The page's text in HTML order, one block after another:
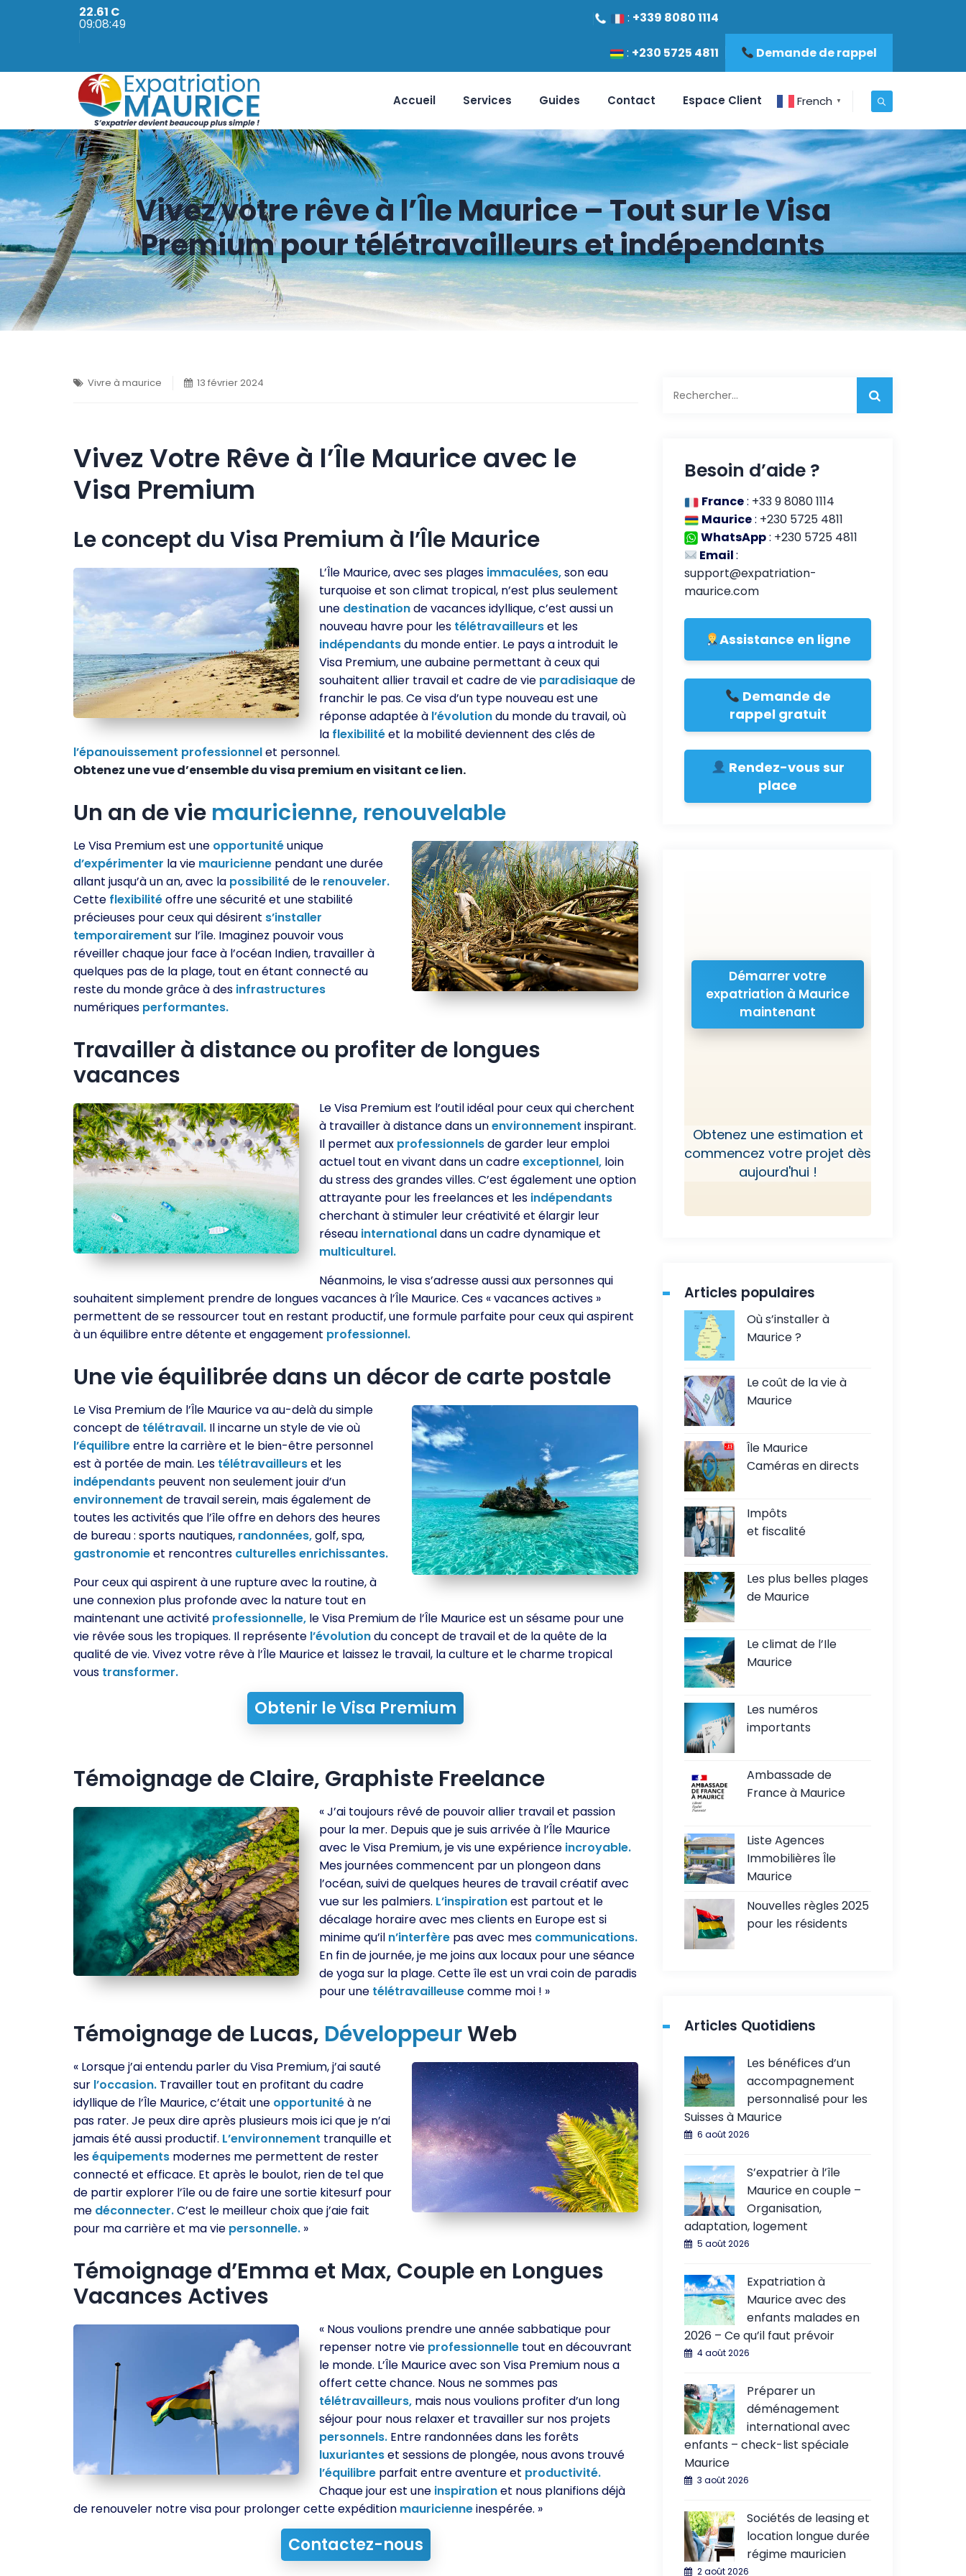
22.61 C
09:08:51 : +339 8080 1114
: +230 5725 4811 Demande de rappel
Accueil Services Guides Contact Espace Client French ▼
Vivez votre rêve à l’Île Maurice – Tout sur le Visa
Premium pour télétravailleurs et indépendants
Vivre à maurice 13 février 2024
Vivez Votre Rêve à l’Île Maurice avec le
Visa Premium
Le concept du Visa Premium à l’Île Maurice
L’Île Maurice, avec ses plages immaculées,son eau
turquoise et son climat tropical, n’est plus seulement
une destinationde vacances idyllique, c’est aussi un
nouveau havre pour les télétravailleurset les
indépendantsdu monde entier. Le pays a introduit le
Visa Premium, une aubaine permettant à ceux qui
souhaitent allier travail et cadre de vie paradisiaquede
franchir le pas. Ce visa d’un type nouveau est une
réponse adaptée à l’évolutiondu monde du travail, où
la flexibilitéet la mobilité deviennent des clés de
l’épanouissement professionnelet personnel.
Obtenez une vue d’ensemble du visa premium en visitant ce lien.
Un an de vie mauricienne, renouvelable
Le Visa Premium est une opportunitéunique
d’expérimenter la vie mauricienne pendant une durée
allant jusqu’à un an, avec la possibilitéde le renouveler.
Cette flexibilitéoffre une sécurité et une stabilité
précieuses pour ceux qui désirent s’installer
temporairement sur l’île. Imaginez pouvoir vous
réveiller chaque jour face à l’océan Indien, travailler à
quelques pas de la plage, tout en étant connecté au
reste du monde grâce à des infrastructures
numériques performantes.
Travailler à distance ou profiter de longues
vacances
Le Visa Premium est l’outil idéal pour ceux qui cherchent
à travailler à distance dans unenvironnement inspirant.
Il permet aux professionnelsde garder leur emploi
actuel tout en vivant dans un cadreexceptionnel, loin
du stress des grandes villes. C’est également une option
attrayante pour les freelances et les indépendants
cherchant à stimuler leur créativité et élargir leur
réseau internationaldans un cadre dynamique et
multiculturel.
Néanmoins, le visa s’adresse aussi aux personnes qui
souhaitent simplement prendre de longues vacances à l’Île Maurice. Ces « vacances actives »
permettent de se ressourcer tout en restant productif, une formule parfaite pour ceux qui aspirent
à un équilibre entre détente et engagement professionnel.
Une vie équilibrée dans un décor de carte postale
Le Visa Premium de l’Île Maurice va au-delà du simple
concept de télétravail. Il incarne un style de vie où
l’équilibreentre la carrière et le bien-être personnel
est à portée de main. Les télétravailleurset les
indépendants peuvent non seulement jouir d’un
environnement de travail serein, mais également de
toutes les activités que l’île offre en dehors des heures
de bureau : sports nautiques, randonnées,golf, spa,
gastronomieet rencontres culturellesenrichissantes.
Pour ceux qui aspirent à une rupture avec la routine, à
une connexion plus profonde avec la nature tout en
maintenant une activité professionnelle, le Visa Premium de l’Île Maurice est un sésame pour une
vie rêvée sous les tropiques. Il représente l’évolutiondu concept de travail et de la quête de la
qualité de vie. Vivez votre rêve à l’Île Maurice et laissez le travail, la culture et le charme tropical
vous transformer.
Obtenir le Visa Premium
Témoignage de Claire, Graphiste Freelance
« J’ai toujours rêvé de pouvoir allier travail et passion
pour la mer. Depuis que je suis arrivée à l’Île Maurice
avec le Visa Premium, je vis une expérience incroyable.
Mes journées commencent par un plongeon dans
l’océan, suivi de quelques heures de travail créatif avec
vue sur les palmiers. L’inspirationest partout et le
décalage horaire avec mes clients en Europe est si
minime qu’il n’interfère pas avec mes communications.
En fin de journée, je me joins aux locaux pour une séance
de yoga sur la plage. Cette île est un vrai coin de paradis
pour une télétravailleusecomme moi ! »
Témoignage de Lucas, DéveloppeurWeb
« Lorsque j’ai entendu parler du Visa Premium, j’ai sauté
sur l’occasion. Travailler tout en profitant du cadre
idyllique de l’Île Maurice, c’était une opportunitéà ne
pas rater. Je peux dire après plusieurs mois ici que je n’ai
jamais été aussi productif. L’environnement tranquille et
leséquipements modernes me permettent de rester
connecté et efficace. Et après le boulot, rien de tel que
de partir explorer l’île ou de faire une sortie kitesurf pour
me déconnecter.C’est le meilleur choix que j’aie fait
pour ma carrière et ma vie personnelle. »
Témoignage d’Emma et Max, Couple en Longues
Vacances Actives
« Nous voulions prendre une année sabbatique pour
repenser notre vie professionnelle tout en découvrant
le monde. L’Île Maurice avec son Visa Premium nous a
offert cette chance. Nous ne sommes pas
télétravailleurs, mais nous voulions profiter d’un long
séjour pour nous relaxer et travailler sur nos projets
personnels. Entre randonnées dans les forêts
luxurianteset sessions de plongée, nous avons trouvé
l’équilibre parfait entre aventure et productivité.
Chaque jour est une inspirationet nous planifions déjà
de renouveler notre visa pour prolonger cette expédition mauricienneinespérée. »
Contactez-nous
Besoin d’aide ?
France: +33 9 8080 1114
Maurice: +230 5725 4811
WhatsApp: +230 5725 4811
Email:
support@expatriation-
maurice.com
Assistance en ligne
Demande de
rappel gratuit
Rendez-vous sur
place
Démarrer votre
expatriation à Maurice
maintenant
Obtenez une estimation et
commencez votre projet dès
aujourd'hui !
Articles populaires
Où s’installer à
Maurice ?
Le coût de la vie à
Maurice
Île Maurice
Caméras en directs
Impôts
et fiscalité
Les plus belles plages
de Maurice
Le climat de l’Ile
Maurice
Les numéros
importants
Ambassade de
France à Maurice
Liste Agences
Immobilières Île
Maurice
Nouvelles règles 2025
pour les résidents
Articles Quotidiens
Les bénéfices d’un
accompagnement
personnalisé pour les
Suisses à Maurice
6 août 2026
S’expatrier à l’île
Maurice en couple –
Organisation,
adaptation, logement
5 août 2026
Expatriation à
Maurice avec des
enfants malades en
2026 – Ce qu’il faut prévoir
4 août 2026
Préparer un
déménagement
international avec
enfants – check-list spéciale
Maurice
3 août 2026
Sociétés de leasing et
location longue durée
régime mauricien
2 août 2026